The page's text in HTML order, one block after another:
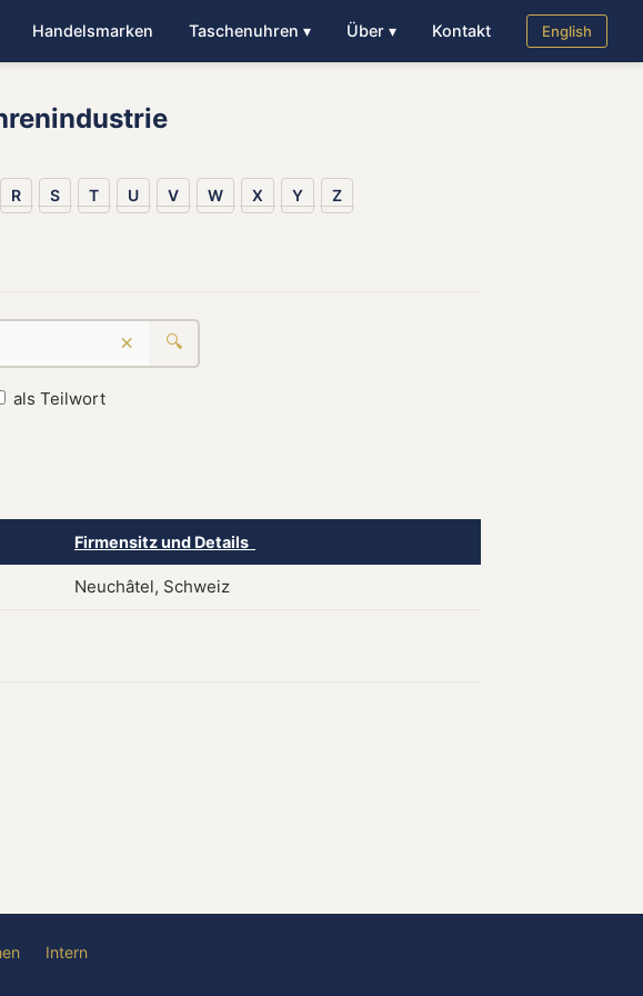
Handelsmarken Taschenuhren ▾ Über ▾ Kontakt English
R S T U V W X Y Z
× 🔍
als Teilwort
Firmensitz und Details
Neuchâtel, Schweiz
Intern